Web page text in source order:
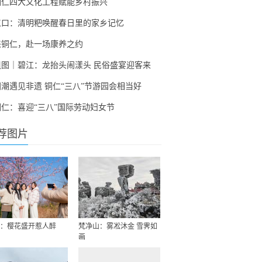
四大文化工程赋能乡村振兴
：清明粑唤醒春日里的家乡记忆
仁，赴一场康养之约
｜碧江：龙抬头闹漾头 民俗盛宴迎客来
遇见非遗 铜仁“三八”节游园会相当好
：喜迎“三八”国际劳动妇女节
图片
樱花盛开惹人醉
梵净山：雾凇沐金 雪霁如
画